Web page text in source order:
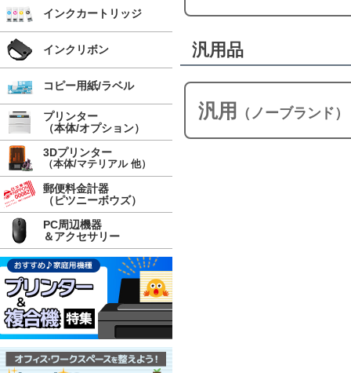
汎用品
汎用 （ノーブランド）
インクカートリッジ
インクリボン
コピー用紙/ラベル
プリンター
（本体/オプション）
3Dプリンター
（本体/マテリアル 他）
郵便料金計器
（ピツニーボウズ）
PC周辺機器
＆アクセサリー